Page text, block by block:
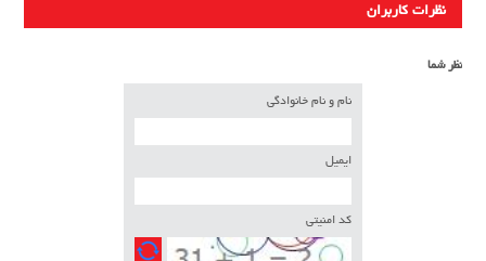
نظرات کاربران
نظر شما
نام و نام خانوادگی
ایمیل
کد امنیتی